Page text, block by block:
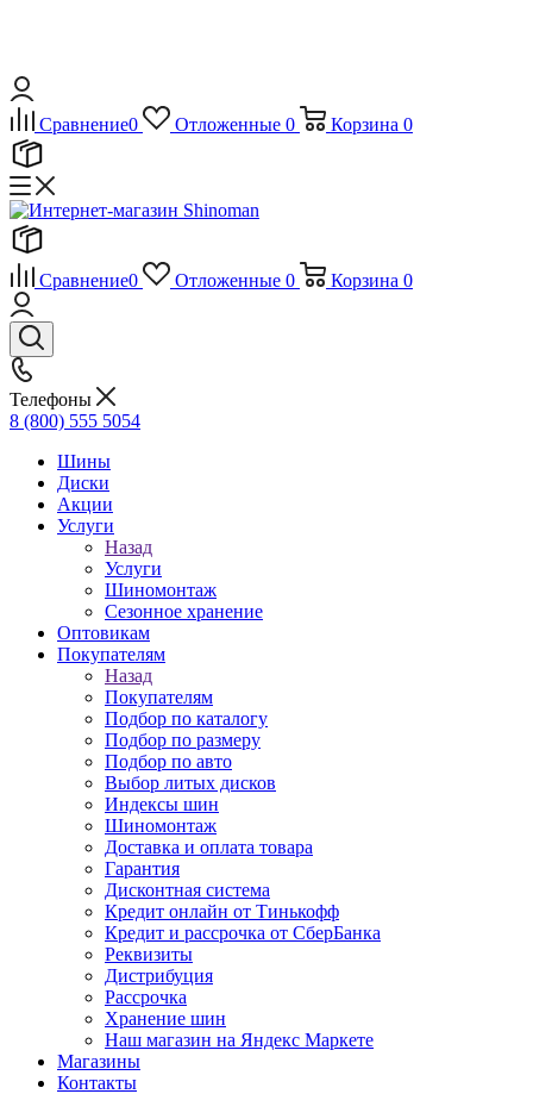
Сравнение0 Отложенные 0 Корзина 0
Сравнение0 Отложенные 0 Корзина 0
Телефоны
8 (800) 555 5054
Шины
Диски
Акции
Услуги
Назад
Услуги
Шиномонтаж
Сезонное хранение
Оптовикам
Покупателям
Назад
Покупателям
Подбор по каталогу
Подбор по размеру
Подбор по авто
Выбор литых дисков
Индексы шин
Шиномонтаж
Доставка и оплата товара
Гарантия
Дисконтная система
Кредит онлайн от Тинькофф
Кредит и рассрочка от СберБанка
Реквизиты
Дистрибуция
Рассрочка
Хранение шин
Наш магазин на Яндекс Маркете
Магазины
Контакты